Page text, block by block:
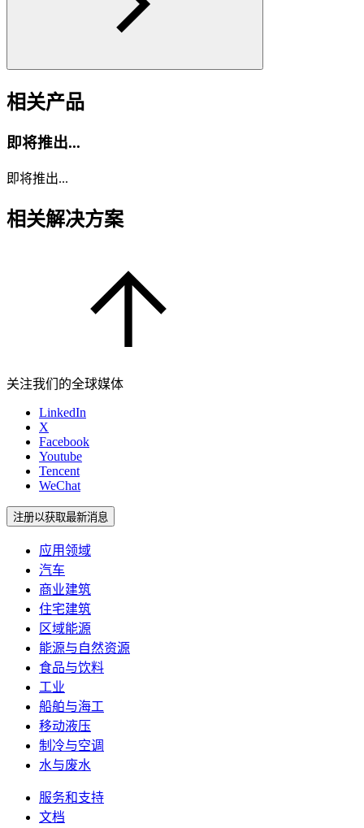
相关产品
即将推出...
即将推出...
相关解决方案
关注我们的全球媒体
LinkedIn
X
Facebook
Youtube
Tencent
WeChat
注册以获取最新消息
应用领域
汽车
商业建筑
住宅建筑
区域能源
能源与自然资源
食品与饮料
工业
船舶与海工
移动液压
制冷与空调
水与废水
服务和支持
文档